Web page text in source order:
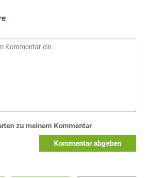
zu meinem Kommentar
Kommentar abgeben